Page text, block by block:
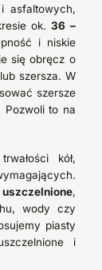
asfaltowych,
ok.36 –
i niskie
się obręcz o
szersza. W
szersze
Pozwoli to na
kół,
uszczelnione,
wody czy
piasty
i